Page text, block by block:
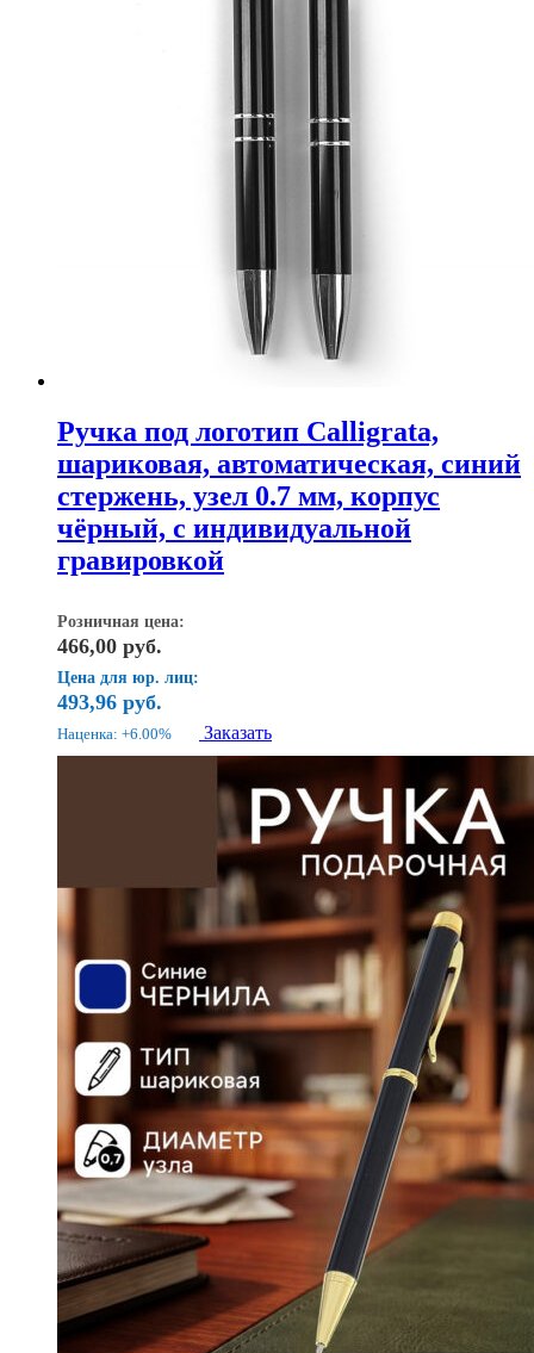
Ручка под логотип Calligrata,
шариковая, автоматическая, синий
стержень, узел 0.7 мм, корпус
чёрный, с индивидуальной
гравировкой
Розничная цена:
466,00 руб.
Цена для юр. лиц:
493,96 руб.
Наценка: +6.00% Заказать